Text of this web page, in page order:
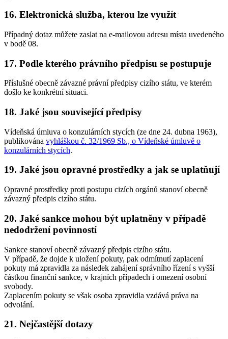
16. Elektronická služba, kterou lze využít
Případný dotaz můžete zaslat na e-mailovou adresu místa uvedeného
v bodě 08.
17. Podle kterého právního předpisu se postupuje
Příslušné obecně závazné právní předpisy cizího státu, ve kterém
došlo ke konkrétní situaci.
18. Jaké jsou související předpisy
Vídeňská úmluva o konzulárních stycích (ze dne 24. dubna 1963),
publikována vyhláškou č. 32/1969 Sb., o Vídeňské úmluvě o
konzulárních stycích.
19. Jaké jsou opravné prostředky a jak se uplatňují
Opravné prostředky proti postupu cizích orgánů stanoví obecně
závazný předpis cizího státu.
20. Jaké sankce mohou být uplatněny v případě
nedodržení povinností
Sankce stanoví obecně závazný předpis cizího státu.
V případě, že dojde k uložení pokuty, pak odmítnutí zaplacení
pokuty má zpravidla za následek zahájení správního řízení s vyšší
částkou finanční sankce, v krajních případech i omezení osobní
svobody.
Zaplacením pokuty se však osoba zpravidla vzdává práva na
odvolání.
21. Nejčastější dotazy